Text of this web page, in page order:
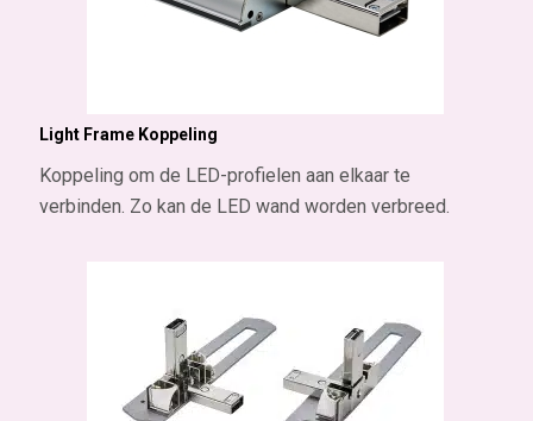
Light Frame Koppeling
Koppeling om de LED-profielen aan elkaar te
verbinden. Zo kan de LED wand worden verbreed.